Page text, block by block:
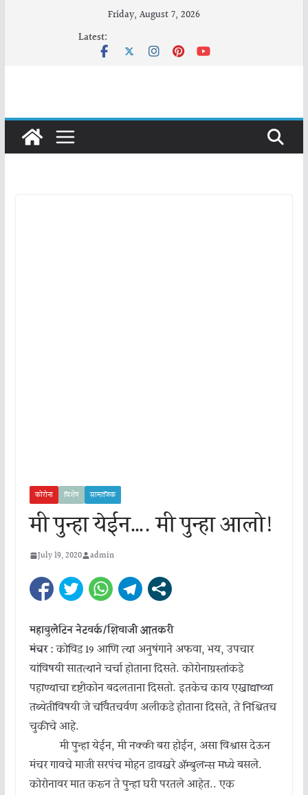
Friday, August 7, 2026
Latest:
कोरोना विशेष सामाजिक
मी पुन्हा येईन…. मी पुन्हा आलो!
July 19, 2020 admin
महाबुलेटिन नेटवर्क/शिवाजी आतकरी
मंचर :कोविड 19 आणि त्या अनुषंगाने अफवा, भय, उपचार
यांविषयी सातत्याने चर्चा होताना दिसते. कोरोनाग्रस्तांकडे
पहाण्याचा दृष्टीकोन बदलताना दिसतो. इतकेच काय एखाद्याच्या
तब्येतीविषयी जे चर्वितचर्वण अलीकडे होताना दिसते, ते निश्चितच
चुकीचे आहे.
मी पुन्हा येईन, मी नक्की बरा होईन, असा विश्वास देऊन
मंचर गावचे माजी सरपंच मोहन डावखरे ॲम्बुलन्स मध्ये बसले.
कोरोनावर मात करून ते पुन्हा घरी परतले आहेत.. एक